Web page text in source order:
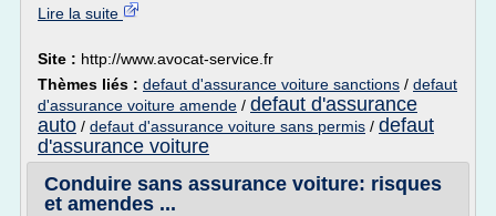
Lire la suite
Site : http://www.avocat-service.fr
Thèmes liés : defaut d'assurance voiture sanctions / defaut
d'assurance voiture amende / defaut d'assurance
auto / defaut d'assurance voiture sans permis / defaut
d'assurance voiture
Conduire sans assurance voiture: risques
et amendes ...